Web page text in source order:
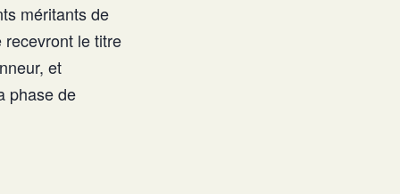
méritants de
le titre
et
phase de